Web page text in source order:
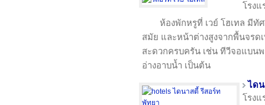
โรง
ห้องพักหรูที่ เวย์ โฮเทล มีทั
สมัย ​​และหน้าต่างสูงจากพื้นจรด
สะดวกครบครัน เช่น ทีวีจอแบนพ
อ่างอาบน้ำ เป็นต้น
ได
โรง